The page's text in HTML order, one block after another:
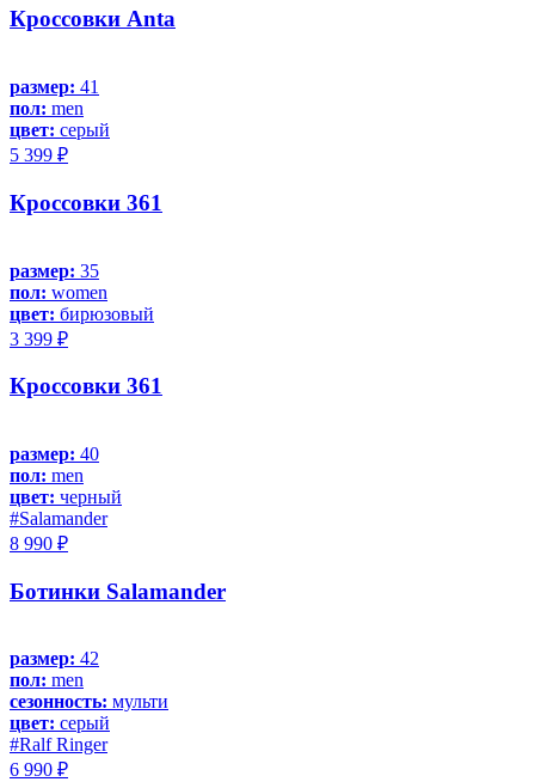
Кроссовки Anta
размер: 41
пол: men
цвет: серый
5 399 ₽
Кроссовки 361
размер: 35
пол: women
цвет: бирюзовый
3 399 ₽
Кроссовки 361
размер: 40
пол: men
цвет: черный
#Salamander
8 990 ₽
Ботинки Salamander
размер: 42
пол: men
сезонность: мульти
цвет: серый
#Ralf Ringer
6 990 ₽